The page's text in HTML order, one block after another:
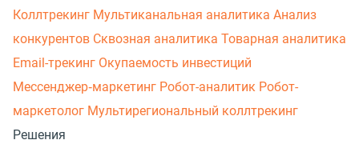
Коллтрекинг Мультиканальная аналитика Анализ
конкурентов Сквозная аналитика Товарная аналитика
Email-трекинг Окупаемость инвестиций
Мессенджер‑маркетинг Робот-аналитик Робот-
маркетолог Мультирегиональный коллтрекинг
Решения